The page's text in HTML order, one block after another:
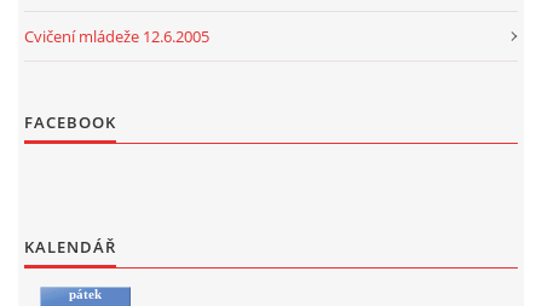
Cvičení mládeže 12.6.2005
FACEBOOK
KALENDÁŘ
pátek